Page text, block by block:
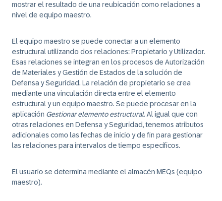
mostrar el resultado de una reubicación como relaciones a
nivel de equipo maestro.
El equipo maestro se puede conectar a un elemento
estructural utilizando dos relaciones: Propietario y Utilizador.
Esas relaciones se integran en los procesos de Autorización
de Materiales y Gestión de Estados de la solución de
Defensa y Seguridad. La relación de propietario se crea
mediante una vinculación directa entre el elemento
estructural y un equipo maestro. Se puede procesar en la
aplicación Gestionar elemento estructural. Al igual que con
otras relaciones en Defensa y Seguridad, tenemos atributos
adicionales como las fechas de inicio y de fin para gestionar
las relaciones para intervalos de tiempo específicos.
El usuario se determina mediante el almacén MEQs (equipo
maestro).